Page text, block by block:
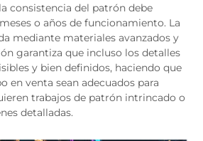
consistencia del patrón debe
o años de funcionamiento. La
mediante materiales avanzados y
garantiza que incluso los detalles
y bien definidos, haciendo que
en venta sean adecuados para
trabajos de patrón intrincado o
detalladas.